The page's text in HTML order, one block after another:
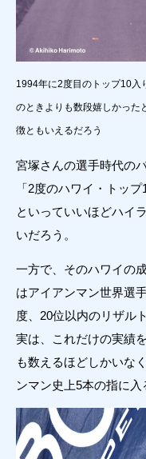
1994年に2度目のトップ10入
のときよりも数段嬉しかった
徴ともいえるだろう
宮塚さんの選手時代の
「2度のハワイ・トッ
といっていいほどハイ
いだろう。
一方で、そのハワイの
はアイアンマン世界選
度、20位以内のリザル
実は、これだけの実績
も数えるほどしかいな
ンマン史上5本の指に入